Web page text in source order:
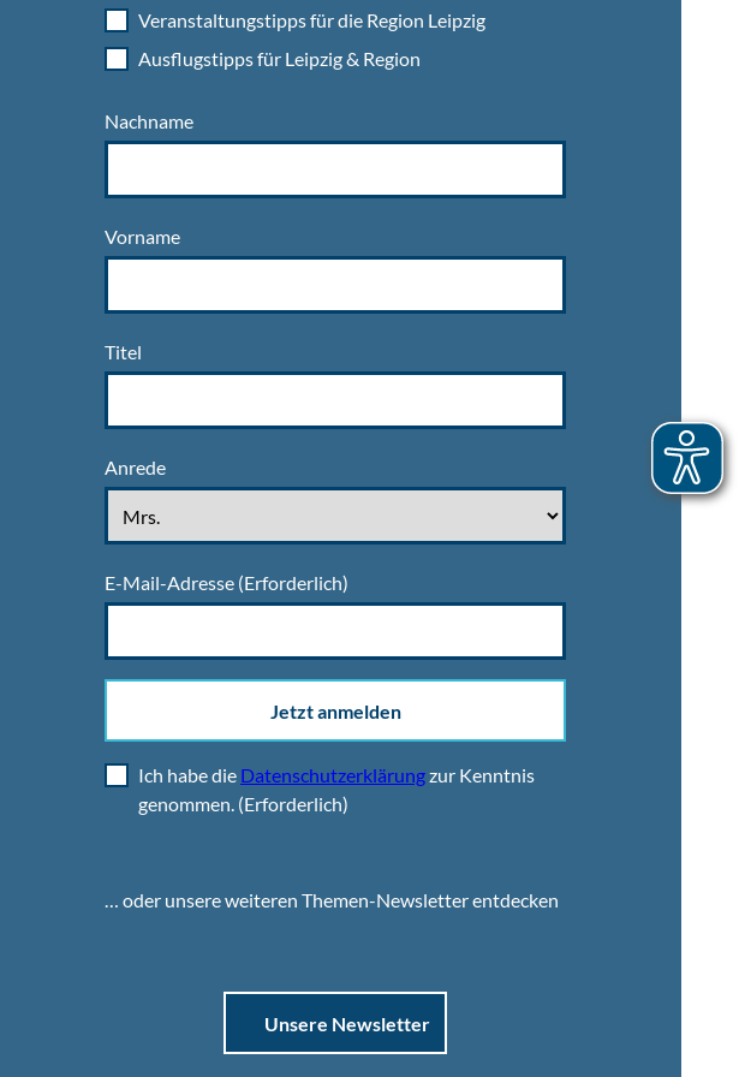
Veranstaltungstipps für die Region Leipzig
Ausflugstipps für Leipzig & Region
Nachname
Vorname
Titel
Anrede
E-Mail-Adresse (Erforderlich)
Jetzt anmelden
Ich habe die Datenschutzerklärungzur Kenntnis
genommen. (Erforderlich)
… oder unsere weiteren Themen-Newsletter entdecken
Unsere Newsletter